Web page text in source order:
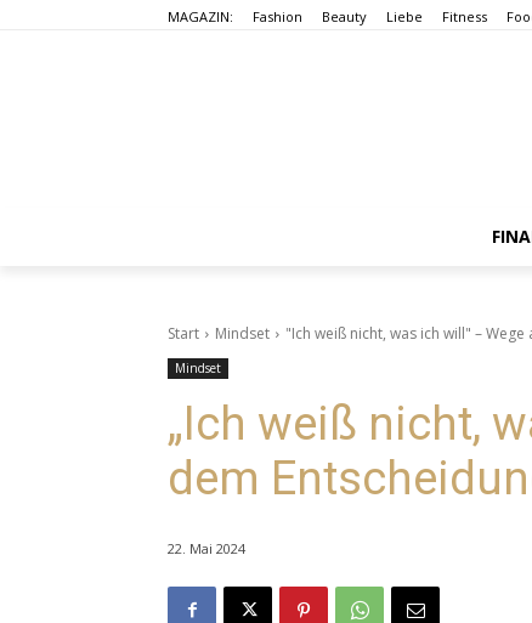
MAGAZIN: Fashion Beauty Liebe Fitness
Start Mindset "Ich weiß nicht, was ich will" –
Mindset
„Ich weiß nicht,
dem
22. Mai 2024